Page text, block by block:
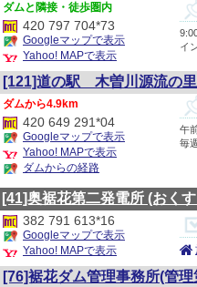
イ
隣接・徒歩圏内
420 797 704*73
Googleマップで表示
Yahoo! MAPで表示
[121]道の駅 木曽川源流の
午
毎
4.9km
420 649 291*04
Googleマップで表示
Yahoo! MAPで表示
ダムからの経路
[41]奥裾花第二発電所 (おく
382 791 613*16
Googleマップで表示
Yahoo! MAPで表示
[76]裾花ダム管理事務所(管理